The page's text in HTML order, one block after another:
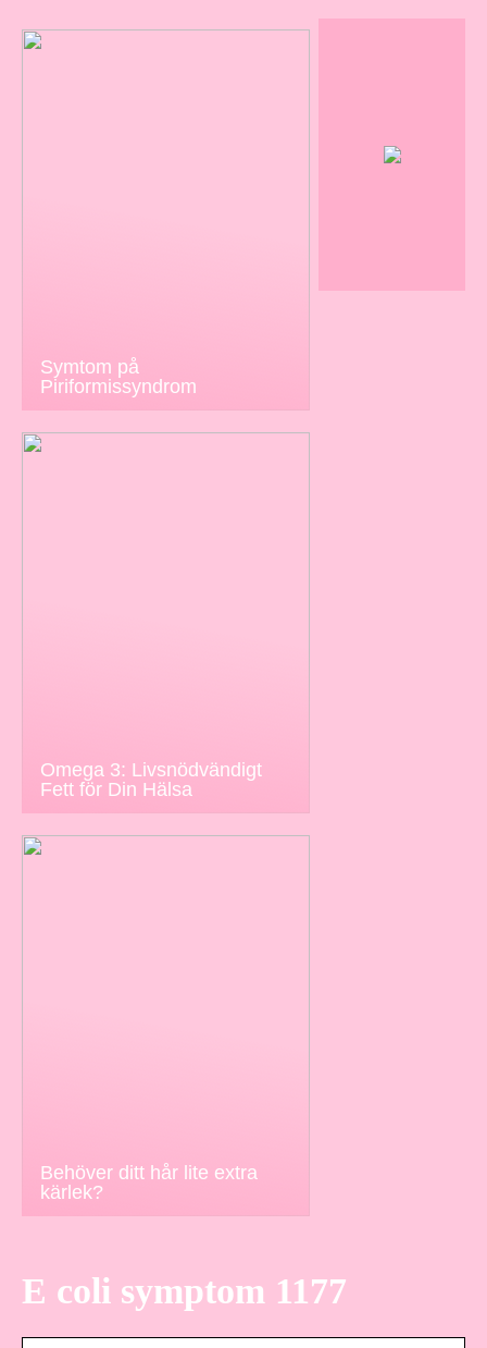
Symtom på
Piriformissyndrom
Omega 3: Livsnödvändigt
Fett för Din Hälsa
Behöver ditt hår lite extra
kärlek?
E coli symptom 1177